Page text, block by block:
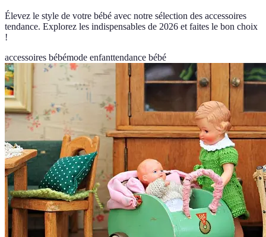
Élevez le style de votre bébé avec notre sélection des accessoires
tendance. Explorez les indispensables de 2026 et faites le bon choix
!
accessoires bébémode enfanttendance bébé